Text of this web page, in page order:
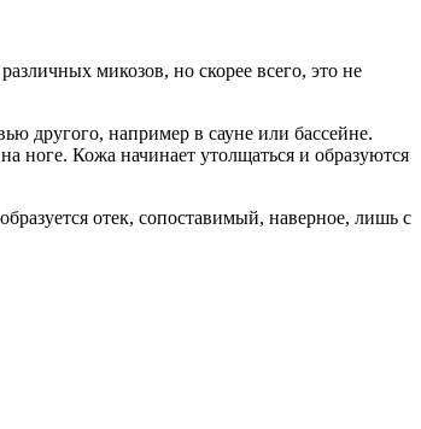
микозов, но скорее всего, это не
другого, например в сауне или бассейне.
ноге. Кожа начинает утолщаться и образуются
отек, сопоставимый, наверное, лишь с